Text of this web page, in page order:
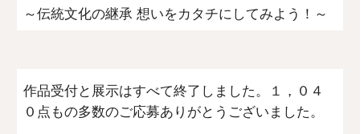
～伝統文化の継承 想いをカタチにしてみよう！～
作品受付と展示はすべて終了しました。１，０４
０点もの多数のご応募ありがとうございました。